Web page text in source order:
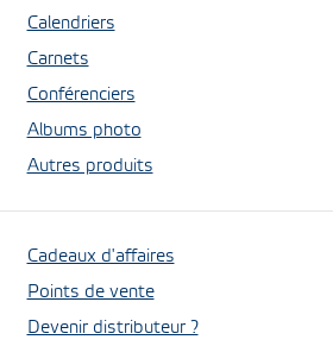
Calendriers
Carnets
Conférenciers
Albums photo
Autres produits
Cadeaux d'affaires
Points de vente
Devenir distributeur ?